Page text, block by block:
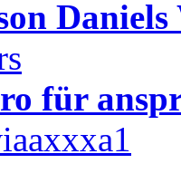
für